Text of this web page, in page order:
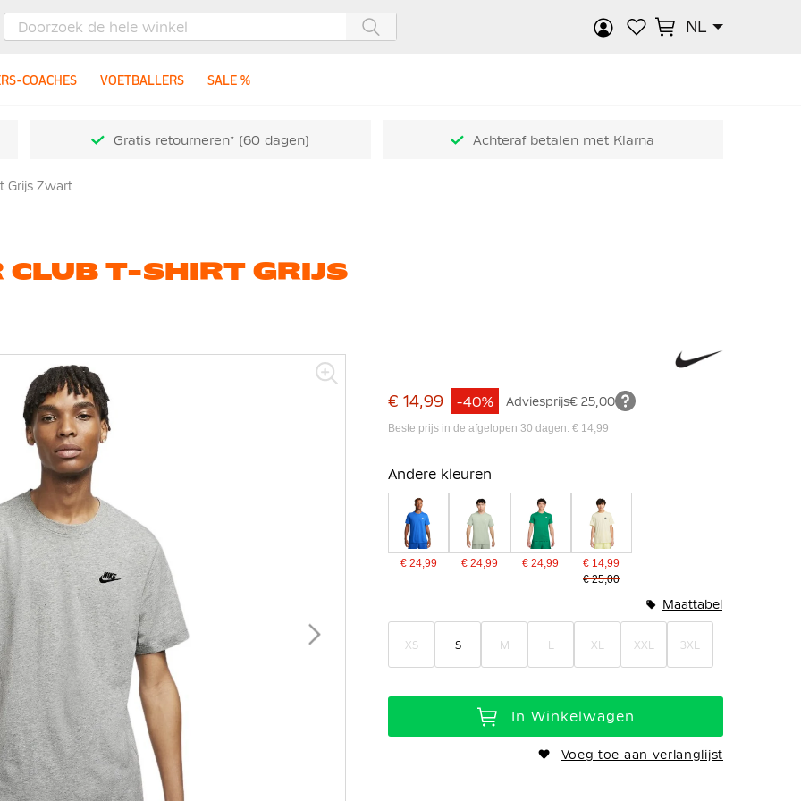
NL
COACHES VOETBALLERS SALE %
Gratis retourneren* (60 dagen) Achteraf betalen met Klarna
Grijs Zwart
T-SHIRT GRIJS
€ 14,99 Adviesprijs€ 25,00
-40%
Beste prijs in de afgelopen 30 dagen: € 14,99
Andere kleuren
€ 24,99 € 24,99 € 24,99
€ 14,99
€ 25,00
XS S M L XL XXL 3XL
Maattabel
In Winkelwagen
Voeg toe aan verlanglijst